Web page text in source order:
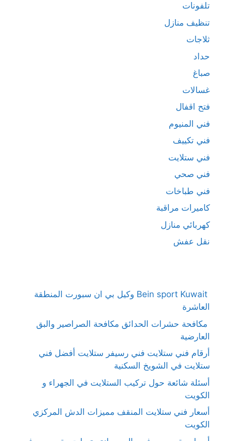
تلفونات
تنظيف منازل
ثلاجات
حداد
صباغ
غسالات
فتح اقفال
فني المنيوم
فني تكييف
فني ستلايت
فني صحي
فني طباخات
كاميرات مراقبة
كهربائي منازل
نقل عفش
Bein sport Kuwait وكيل بي ان سبورت المنطقة
العاشرة
مكافحة حشرات الحدائق مكافحة الصراصير والبق
العارضية
أرقام فني ستلايت فني رسيفر ستلايت أفضل فني
ستلايت في الشويخ السكنية
أسئلة شائعة حول تركيب الستلايت في الجهراء و
الكويت
أسعار فني ستلايت المنقف مميزات الدش المركزي
الكويت